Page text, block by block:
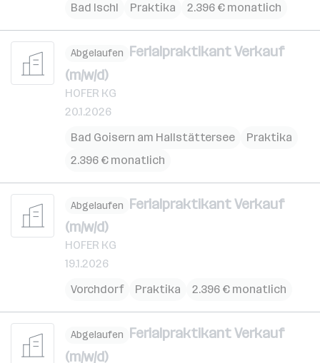
Bad Ischl
Praktika 2.396 € monatlich
Abgelaufen Ferialpraktikant Verkauf
(m/w/d)
HOFER KG
20.1.2026
Bad Goisern am Hallstättersee
Praktika
2.396 € monatlich
Abgelaufen Ferialpraktikant Verkauf
(m/w/d)
HOFER KG
19.1.2026
Vorchdorf
Praktika 2.396 € monatlich
Abgelaufen Ferialpraktikant Verkauf
(m/w/d)